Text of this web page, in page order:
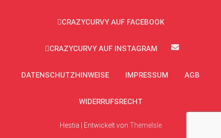
CRAZYCURVY AUF FACEBOOK
CRAZYCURVY AUF INSTAGRAM
DATENSCHUTZHINWEISE IMPRESSUM AGB
WIDERRUFSRECHT
Hestia | Entwickelt von ThemeIsle